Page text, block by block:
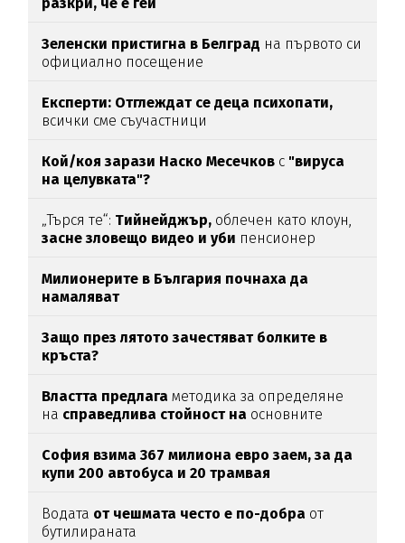
Зеленски пристигна в Белград на първото си
официално посещение
Експерти: Отглеждат се деца психопати,
всички сме съучастници
Кой/коя зарази Наско Месечков с "вируса
на целувката"?
„Търся те“: Тийнейджър, облечен като клоун,
засне зловещо видео и уби пенсионер
Милионерите в България почнаха да
намаляват
Защо през лятото зачестяват болките в
кръста?
Властта предлага методика за определяне
на справедлива стойност на основните
София взима 367 милиона евро заем, за да
купи 200 автобуса и 20 трамвая
Водата от чешмата често е по-добра от
бутилираната